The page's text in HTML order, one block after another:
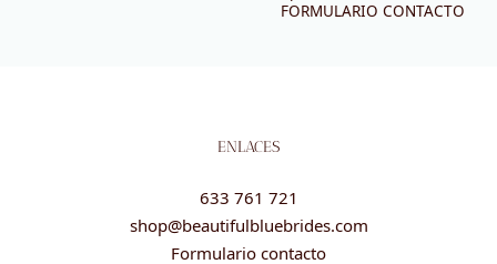
FORMULARIO CONTACTO
ENLACES
633 761 721
shop@beautifulbluebrides.com
Formulario contacto